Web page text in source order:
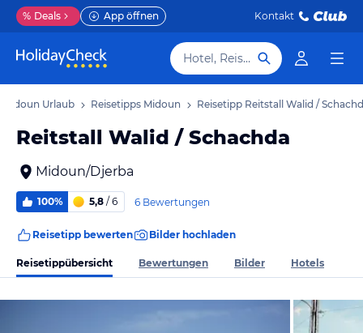
% Deals App öffnen Kontakt
Hotel, Reiseziel
Midoun Urlaub Reisetipps Midoun Reisetipp Reitstall Walid /
Reitstall Walid / Schachda
Midoun/Djerba
100% 5,8 / 6 6 Bewertungen
Reisetipp bewerten Bilder hochladen
Reisetippübersicht Bewertungen Bilder Hotels